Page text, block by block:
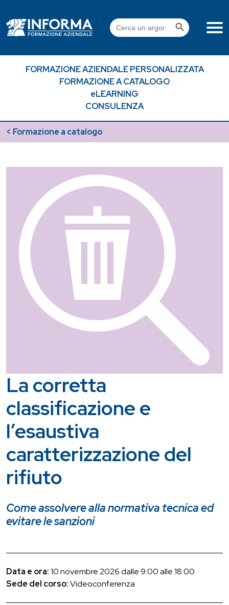
content
Search
for:
Search Button
FORMAZIONE AZIENDALE PERSONALIZZATA
FORMAZIONE A CATALOGO
eLEARNING
CONSULENZA
< Formazione a catalogo
La corretta
classificazione e
l’esaustiva
caratterizzazione del
rifiuto
Come assolvere alla normativa tecnica ed
evitare le sanzioni
Data e ora:10 novembre 2026 dalle 9:00 alle 18:00
Sede del corso:Videoconferenza